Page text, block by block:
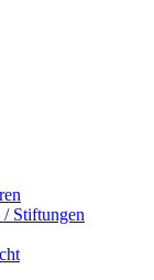
Stiftungen